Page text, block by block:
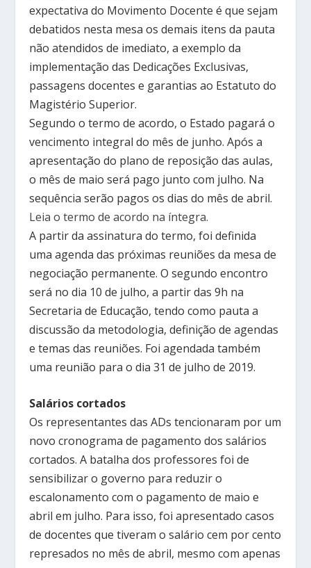
expectativa do Movimento Docente é que sejam
debatidos nesta mesa os demais itens da pauta
não atendidos de imediato, a exemplo da
implementação das Dedicações Exclusivas,
passagens docentes e garantias ao Estatuto do
Magistério Superior.
Segundo o termo de acordo, o Estado pagará o
vencimento integral do mês de junho. Após a
apresentação do plano de reposição das aulas,
o mês de maio será pago junto com julho. Na
sequência serão pagos os dias do mês de abril.
Leia o termo de acordo na íntegra.
A partir da assinatura do termo, foi definida
uma agenda das próximas reuniões da mesa de
negociação permanente. O segundo encontro
será no dia 10 de julho, a partir das 9h na
Secretaria de Educação, tendo como pauta a
discussão da metodologia, definição de agendas
e temas das reuniões. Foi agendada também
uma reunião para o dia 31 de julho de 2019.
Salários cortados
Os representantes das ADs tencionaram por um
novo cronograma de pagamento dos salários
cortados. A batalha dos professores foi de
sensibilizar o governo para reduzir o
escalonamento com o pagamento de maio e
abril em julho. Para isso, foi apresentado casos
de docentes que tiveram o salário cem por cento
represados no mês de abril, mesmo com apenas